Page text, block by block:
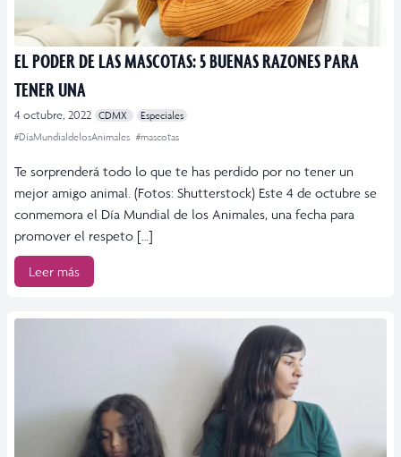
EL PODER DE LAS MASCOTAS: 5 BUENAS RAZONES PARA
TENER UNA
4 octubre, 2022 CDMX
Especiales
#DíaMundialdelosAnimales #mascotas
Te sorprenderá todo lo que te has perdido por no tener un
mejor amigo animal. (Fotos: Shutterstock) Este 4 de octubre se
conmemora el Día Mundial de los Animales, una fecha para
promover el respeto […]
Leer más